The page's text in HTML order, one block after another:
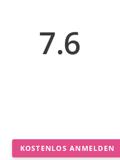
7.6
KOSTENLOS ANMELDEN